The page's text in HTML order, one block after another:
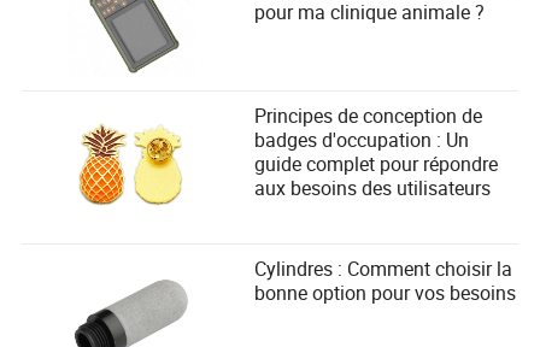
pour ma clinique animale ?
Principes de conception de
badges d'occupation : Un
guide complet pour répondre
aux besoins des utilisateurs
Cylindres : Comment choisir la
bonne option pour vos besoins